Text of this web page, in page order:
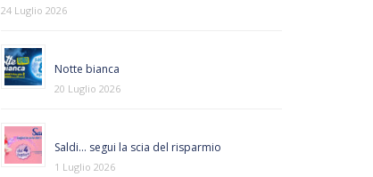
24 Luglio 2026
Notte bianca
20 Luglio 2026
Saldi… segui la scia del risparmio
1 Luglio 2026